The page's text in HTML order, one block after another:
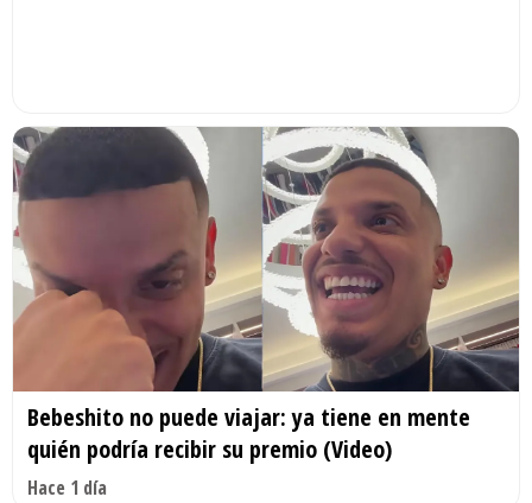
Bebeshito no puede viajar: ya tiene en mente
quién podría recibir su premio (Video)
Hace 1 día